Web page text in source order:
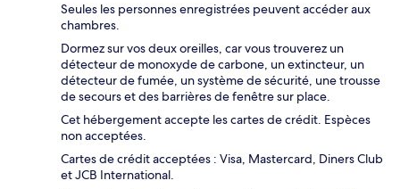
Seules les personnes enregistrées peuvent accéder aux
chambres.
Dormez sur vos deux oreilles, car vous trouverez un
détecteur de monoxyde de carbone, un extincteur, un
détecteur de fumée, un système de sécurité, une trousse
de secours et des barrières de fenêtre sur place.
Cet hébergement accepte les cartes de crédit. Espèces
non acceptées.
Cartes de crédit acceptées : Visa, Mastercard, Diners Club
et JCB International.